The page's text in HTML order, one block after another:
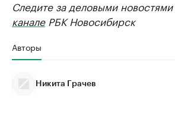
Следите за деловыми
каналеРБК Новосибирск
Авторы
Никита Грачев